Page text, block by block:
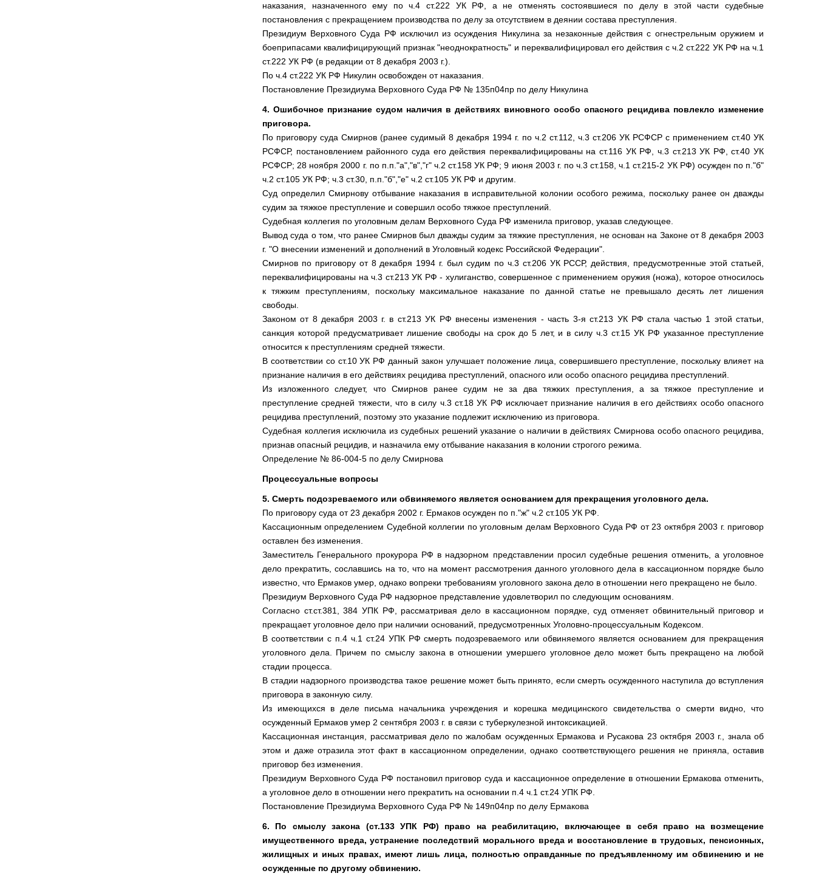
наказания, назначенного ему по ч.4 ст.222 УК РФ, а не отменять состоявшиеся по делу в этой части судебные
постановления с прекращением производства по делу за отсутствием в деянии состава преступления.
Президиум Верховного Суда РФ исключил из осуждения Никулина за незаконные действия с огнестрельным оружием и
боеприпасами квалифицирующий признак "неоднократность" и переквалифицировал его действия с ч.2 ст.222 УК РФ на ч.1
ст.222 УК РФ (в редакции от 8 декабря 2003 г.).
По ч.4 ст.222 УК РФ Никулин освобожден от наказания.
Постановление Президиума Верховного Суда РФ № 135п04пр по делу Никулина
4. Ошибочное признание судом наличия в действиях виновного особо опасного рецидива повлекло изменение
приговора.
По приговору суда Смирнов (ранее судимый 8 декабря 1994 г. по ч.2 ст.112, ч.3 ст.206 УК РСФСР с применением ст.40 УК
РСФСР, постановлением районного суда его действия переквалифицированы на ст.116 УК РФ, ч.3 ст.213 УК РФ, ст.40 УК
РСФСР; 28 ноября 2000 г. по п.п."а","в","г" ч.2 ст.158 УК РФ; 9 июня 2003 г. по ч.3 ст.158, ч.1 ст.215-2 УК РФ) осужден по п."б"
ч.2 ст.105 УК РФ; ч.3 ст.30, п.п."б","е" ч.2 ст.105 УК РФ и другим.
Суд определил Смирнову отбывание наказания в исправительной колонии особого режима, поскольку ранее он дважды
судим за тяжкое преступление и совершил особо тяжкое преступлений.
Судебная коллегия по уголовным делам Верховного Суда РФ изменила приговор, указав следующее.
Вывод суда о том, что ранее Смирнов был дважды судим за тяжкие преступления, не основан на Законе от 8 декабря 2003
г. "О внесении изменений и дополнений в Уголовный кодекс Российской Федерации".
Смирнов по приговору от 8 декабря 1994 г. был судим по ч.3 ст.206 УК РССР, действия, предусмотренные этой статьей,
переквалифицированы на ч.3 ст.213 УК РФ - хулиганство, совершенное с применением оружия (ножа), которое относилось
к тяжким преступлениям, поскольку максимальное наказание по данной статье не превышало десять лет лишения
свободы.
Законом от 8 декабря 2003 г. в ст.213 УК РФ внесены изменения - часть 3-я ст.213 УК РФ стала частью 1 этой статьи,
санкция которой предусматривает лишение свободы на срок до 5 лет, и в силу ч.3 ст.15 УК РФ указанное преступление
относится к преступлениям средней тяжести.
В соответствии со ст.10 УК РФ данный закон улучшает положение лица, совершившего преступление, поскольку влияет на
признание наличия в его действиях рецидива преступлений, опасного или особо опасного рецидива преступлений.
Из изложенного следует, что Смирнов ранее судим не за два тяжких преступления, а за тяжкое преступление и
преступление средней тяжести, что в силу ч.3 ст.18 УК РФ исключает признание наличия в его действиях особо опасного
рецидива преступлений, поэтому это указание подлежит исключению из приговора.
Судебная коллегия исключила из судебных решений указание о наличии в действиях Смирнова особо опасного рецидива,
признав опасный рецидив, и назначила ему отбывание наказания в колонии строгого режима.
Определение № 86-004-5 по делу Смирнова
Процессуальные вопросы
5. Смерть подозреваемого или обвиняемого является основанием для прекращения уголовного дела.
По приговору суда от 23 декабря 2002 г. Ермаков осужден по п."ж" ч.2 ст.105 УК РФ.
Кассационным определением Судебной коллегии по уголовным делам Верховного Суда РФ от 23 октября 2003 г. приговор
оставлен без изменения.
Заместитель Генерального прокурора РФ в надзорном представлении просил судебные решения отменить, а уголовное
дело прекратить, сославшись на то, что на момент рассмотрения данного уголовного дела в кассационном порядке было
известно, что Ермаков умер, однако вопреки требованиям уголовного закона дело в отношении него прекращено не было.
Президиум Верховного Суда РФ надзорное представление удовлетворил по следующим основаниям.
Согласно ст.ст.381, 384 УПК РФ, рассматривая дело в кассационном порядке, суд отменяет обвинительный приговор и
прекращает уголовное дело при наличии оснований, предусмотренных Уголовно-процессуальным Кодексом.
В соответствии с п.4 ч.1 ст.24 УПК РФ смерть подозреваемого или обвиняемого является основанием для прекращения
уголовного дела. Причем по смыслу закона в отношении умершего уголовное дело может быть прекращено на любой
стадии процесса.
В стадии надзорного производства такое решение может быть принято, если смерть осужденного наступила до вступления
приговора в законную силу.
Из имеющихся в деле письма начальника учреждения и корешка медицинского свидетельства о смерти видно, что
осужденный Ермаков умер 2 сентября 2003 г. в связи с туберкулезной интоксикацией.
Кассационная инстанция, рассматривая дело по жалобам осужденных Ермакова и Русакова 23 октября 2003 г., знала об
этом и даже отразила этот факт в кассационном определении, однако соответствующего решения не приняла, оставив
приговор без изменения.
Президиум Верховного Суда РФ постановил приговор суда и кассационное определение в отношении Ермакова отменить,
а уголовное дело в отношении него прекратить на основании п.4 ч.1 ст.24 УПК РФ.
Постановление Президиума Верховного Суда РФ № 149п04пр по делу Ермакова
6. По смыслу закона (ст.133 УПК РФ) право на реабилитацию, включающее в себя право на возмещение
имущественного вреда, устранение последствий морального вреда и восстановление в трудовых, пенсионных,
жилищных и иных правах, имеют лишь лица, полностью оправданные по предъявленному им обвинению и не
осужденные по другому обвинению.